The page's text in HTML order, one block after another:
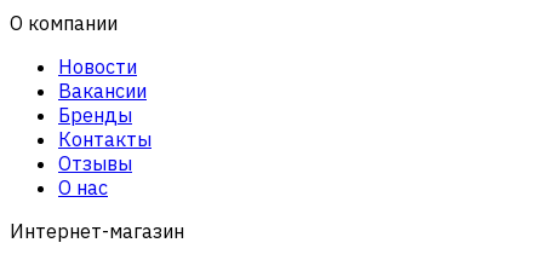
О компании
Новости
Вакансии
Бренды
Контакты
Отзывы
О нас
Интернет-магазин